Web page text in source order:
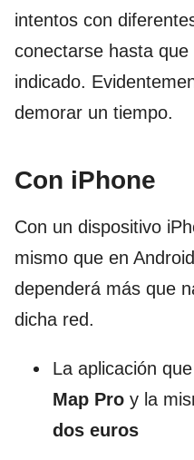
intentos con
conectarse hasta que
indicado.
demorar un tiempo.
Con iPhone
Con un dispositivo
mismo que en
dependerá más que
dicha red.
La aplicación
Map Pro y la
dos euros